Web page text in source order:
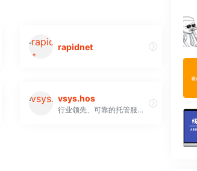
rapidnet
vsys.hos
行业领先、可靠的托管服务提供商，提供全套服务：从网站托管、VPS 和专用服务器到完全托管的